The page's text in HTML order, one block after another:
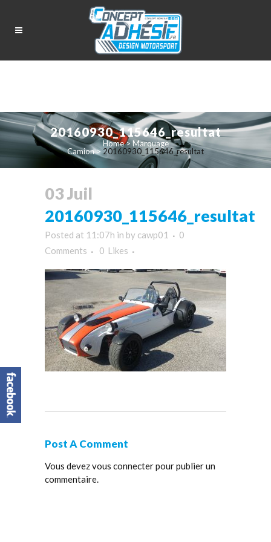
20160930_115646_resultat
Home>Marquage
Camion> 20160930_115646_resultat
03 Juil
20160930_115646_resultat
Posted at 11:07h in by cawp01
0
Comments
0 Likes
Post A Comment
Vous devezvous connecterpour publier un
commentaire.